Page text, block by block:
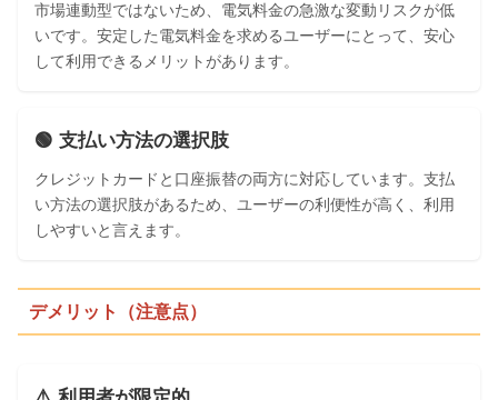
市場連動型ではないため、電気料金の急激な変動リスクが低
いです。安定した電気料金を求めるユーザーにとって、安心
して利用できるメリットがあります。
🟢 支払い方法の選択肢
クレジットカードと口座振替の両方に対応しています。支払
い方法の選択肢があるため、ユーザーの利便性が高く、利用
しやすいと言えます。
デメリット（注意点）